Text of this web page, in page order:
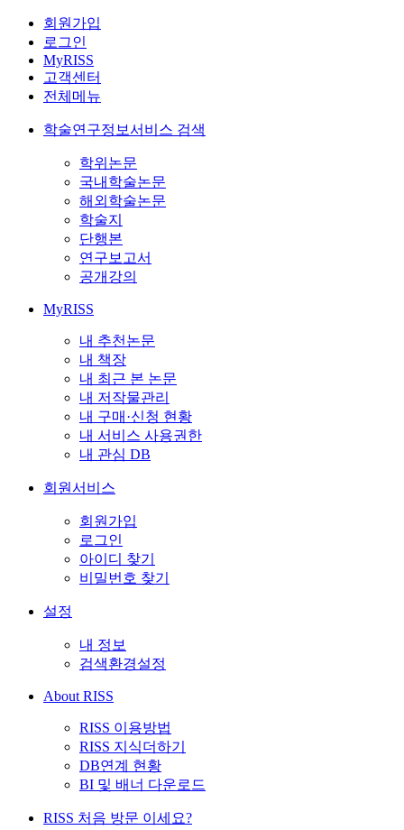
회원가입
로그인
MyRISS
고객센터
전체메뉴
학술연구정보서비스 검색
학위논문
국내학술논문
해외학술논문
학술지
단행본
연구보고서
공개강의
MyRISS
내 추천논문
내 책장
내 최근 본 논문
내 저작물관리
내 구매·신청 현황
내 서비스 사용권한
내 관심 DB
회원서비스
회원가입
로그인
아이디 찾기
비밀번호 찾기
설정
내 정보
검색환경설정
About RISS
RISS 이용방법
RISS 지식더하기
DB연계 현황
BI 및 배너 다운로드
RISS 처음 방문 이세요?